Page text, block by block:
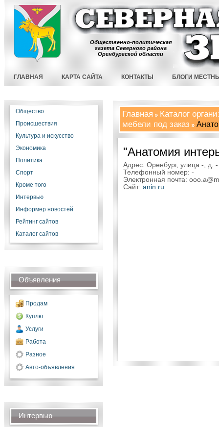
Общественно-политическая
газета Северного района
Оренбургской области
ГЛАВНАЯ КАРТА САЙТА КОНТАКТЫ БЛОГИ
Общество
Происшествия
Культура и искусство
Экономика
Политика
Спорт
Кроме того
Интервью
Информер новостей
Рейтинг сайтов
Каталог сайтов
Объявления
Продам
Куплю
Услуги
Работа
Разное
Авто-объявления
Интервью
Главная
Каталог
мебели под заказ
"Анатомия
Адрес: Оренбург, улица -, д. -
Телефонный номер: -
Электронная почта:
Сайт: anin.ru